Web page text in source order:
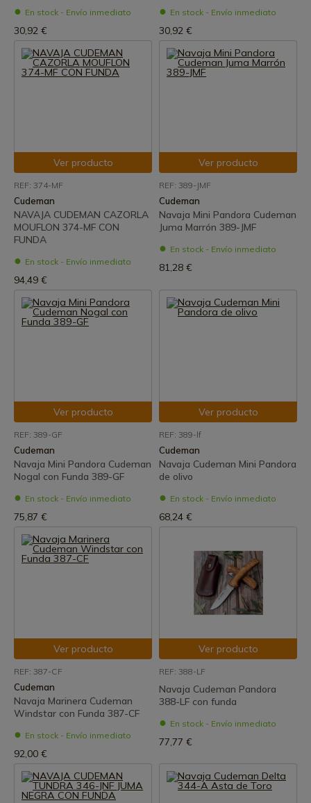
En stock - Envío inmediato
30,92 €
En stock - Envío inmediato
30,92 €
Ver producto
REF: 374-MF
Cudeman
NAVAJA CUDEMAN CAZORLA
MOUFLON 374-MF CON
FUNDA
En stock - Envío inmediato
94,49 €
Ver producto
REF: 389-JMF
Cudeman
Navaja Mini Pandora Cudeman
Juma Marrón 389-JMF
En stock - Envío inmediato
81,28 €
Ver producto
REF: 389-GF
Cudeman
Navaja Mini Pandora Cudeman
Nogal con Funda 389-GF
En stock - Envío inmediato
75,87 €
Ver producto
REF: 389-lf
Cudeman
Navaja Cudeman Mini Pandora
de olivo
En stock - Envío inmediato
68,24 €
Ver producto
REF: 387-CF
Cudeman
Navaja Marinera Cudeman
Windstar con Funda 387-CF
En stock - Envío inmediato
92,00 €
Ver producto
REF: 388-LF
Navaja Cudeman Pandora
388-LF con funda
En stock - Envío inmediato
77,77 €